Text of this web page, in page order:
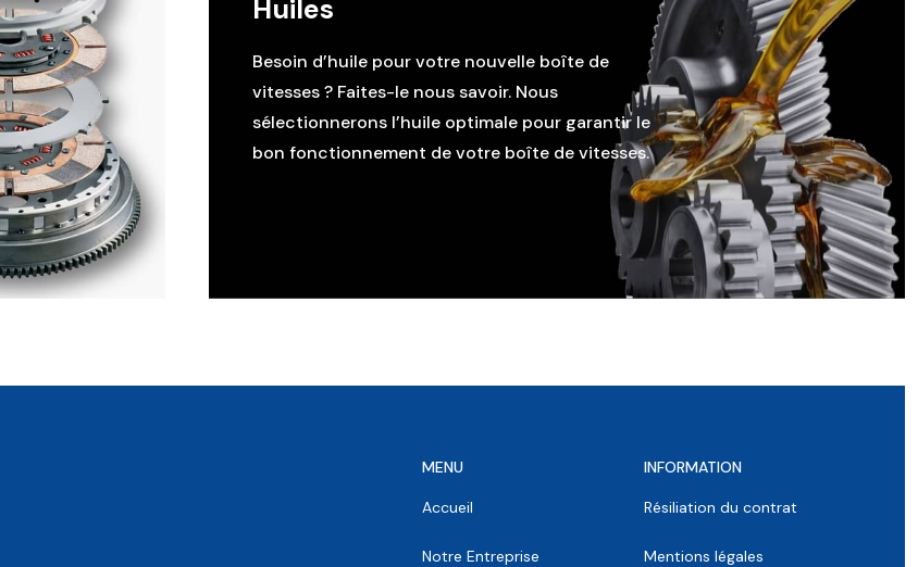
Huiles
Besoin d’huile pour votre nouvelle boîte de
vitesses ? Faites-le nous savoir. Nous
sélectionnerons l’huile optimale pour garantir le
bon fonctionnement de votre boîte de vitesses.
MENU
Accueil
Notre Entreprise
INFORMATION
Résiliation du contrat
Mentions légales